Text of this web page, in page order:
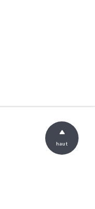
haut